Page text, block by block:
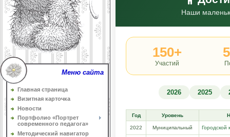
Меню сайта
Главная страница
Визитная карточка
Новости
Портфолио «Портрет
современного педагога»
Методический навигатор
Наши
150+
Участий
2026 2025
Год Уровень
2022 Муниципальный Городской